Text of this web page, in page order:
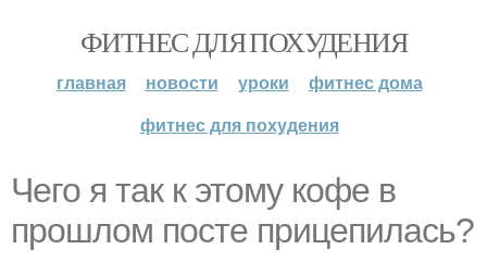
ФИТНЕС ДЛЯ ПОХУДЕНИЯ
главная новости уроки
фитнес дома
фитнес для похудения
Чего я так к этому кофе в
прошлом посте прицепилась?